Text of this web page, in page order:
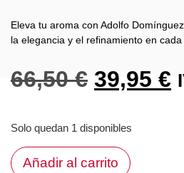
Eleva tu aroma con Adolfo
la elegancia y el refinamiento en cada
66,50€ 39,95 €
Solo quedan 1 disponibles
Añadir al carrito